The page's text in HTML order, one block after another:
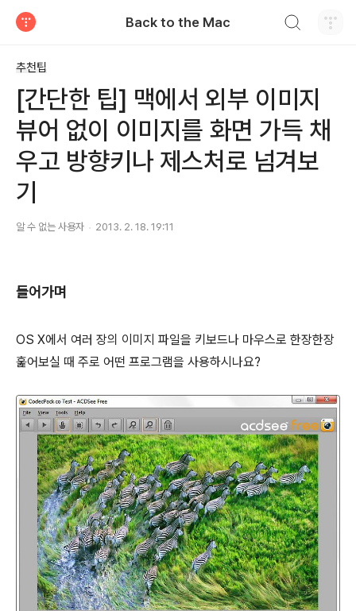
Back to the Mac
추천팁
[간단한 팁] 맥에서 외부 이미지
뷰어 없이 이미지를 화면 가득 채
우고 방향키나 제스처로 넘겨보
기
알 수 없는 사용자 2013. 2. 18. 19:11
들어가며
OS X에서 여러 장의 이미지 파일을 키보드나 마우스로 한장한장
훑어보실 때 주로 어떤 프로그램을 사용하시나요?